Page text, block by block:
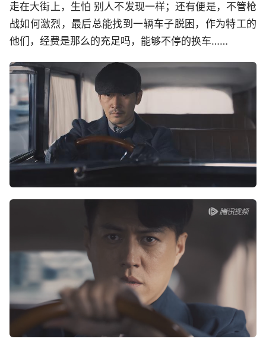
走在大街上，生怕 别人不发现一样；还有便是，不管枪
战如何激烈，最后总能找到一辆车子脱困，作为特工的
他们，经费是那么的充足吗，能够不停的换车……